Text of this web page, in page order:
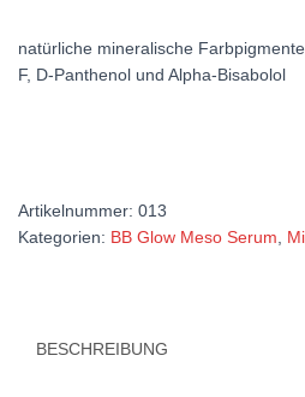
natürliche mineralische Farbpigmente,
F, D-Panthenol und Alpha-Bisabolol
Artikelnummer: 013
Kategorien: BB Glow Meso Serum
BESCHREIBUNG